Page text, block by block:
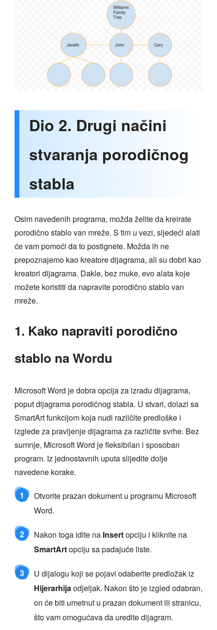
Dio 2. Drugi načini
stvaranja porodičnog
stabla
Osim navedenih programa, možda želite da kreirate
porodično stablo van mreže. S tim u vezi, sljedeći alati
će vam pomoći da to postignete. Možda ih ne
prepoznajemo kao kreatore dijagrama, ali su dobri kao
kreatori dijagrama. Dakle, bez muke, evo alata koje
možete koristiti da napravite porodično stablo van
mreže.
1. Kako napraviti porodično
stablo na Wordu
Microsoft Word je dobra opcija za izradu dijagrama,
poput dijagrama porodičnog stabla. U stvari, dolazi sa
SmartArt funkcijom koja nudi različite predloške i
izglede za pravljenje dijagrama za različite svrhe. Bez
sumnje, Microsoft Word je fleksibilan i sposoban
program. Iz jednostavnih uputa slijedite dolje
navedene korake.
1
Otvorite prazan dokument u programu Microsoft
Word.
2 Nakon toga idite na Insertopciju i kliknite na
SmartArtopciju sa padajuće liste.
3
U dijalogu koji se pojavi odaberite predložak iz
Hijerarhijaodjeljak. Nakon što je izgled odabran,
on će biti umetnut u prazan dokument ili stranicu,
što vam omogućava da uredite dijagram.